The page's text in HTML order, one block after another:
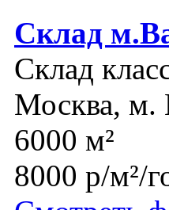
Склад
Склад
Москва, м.
6000 м²
8000 р/м²/